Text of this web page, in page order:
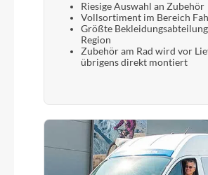
Steuersatz
vollintegrierter 1 1/8″ – 1″
Sattel
MTB-Sattel
Riesige Auswahl an Zubehör
Vollsortiment im Bereich
Größte
Region
Zubehör am Rad wird vor
übrigens direkt montiert